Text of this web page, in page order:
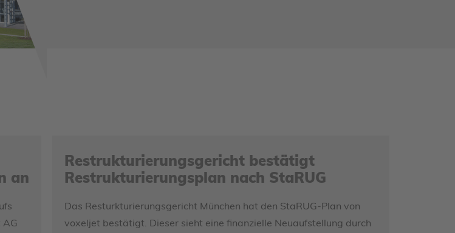
an
AG
Restrukturierungsgericht bestätigt
Restrukturierungsplan nach StaRUG
Das Resturkturierungsgericht München hat den StaRUG-Plan von
voxeljet bestätigt. Dieser sieht eine finanzielle Neuaufstellung durch